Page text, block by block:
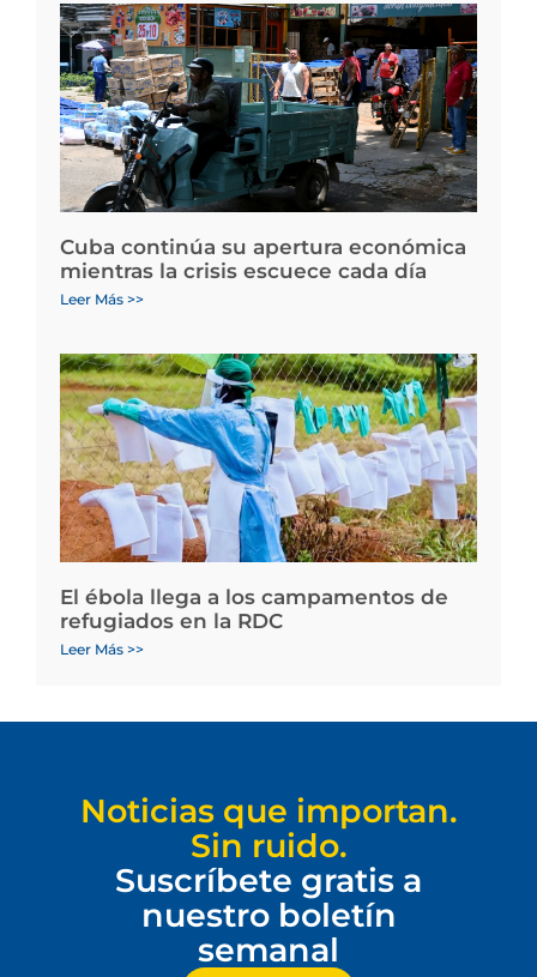
Cuba continúa su apertura económica
mientras la crisis escuece cada día
Leer Más >>
El ébola llega a los campamentos de
refugiados en la RDC
Leer Más >>
Noticias que importan.
Sin ruido.
Suscríbete gratis a
nuestro boletín
semanal